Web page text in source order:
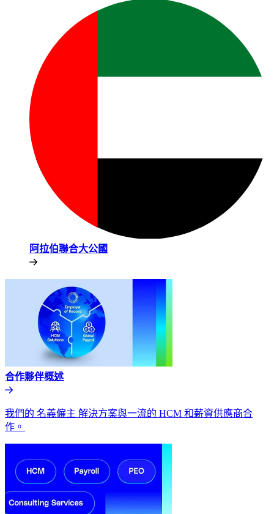
阿拉伯聯合大公國​​
合作夥伴概述​​
我們的 名義僱主 解決方案與一流的 HCM 和薪資供應商合
作。​​